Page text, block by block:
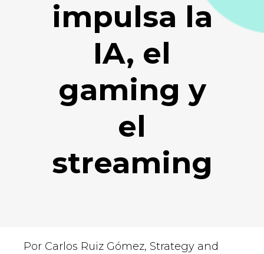
impulsa la
IA, el
gaming y
el
streaming
Por Carlos Ruiz Gómez, Strategy and